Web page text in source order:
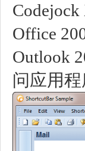
Office
Outlook
问应用